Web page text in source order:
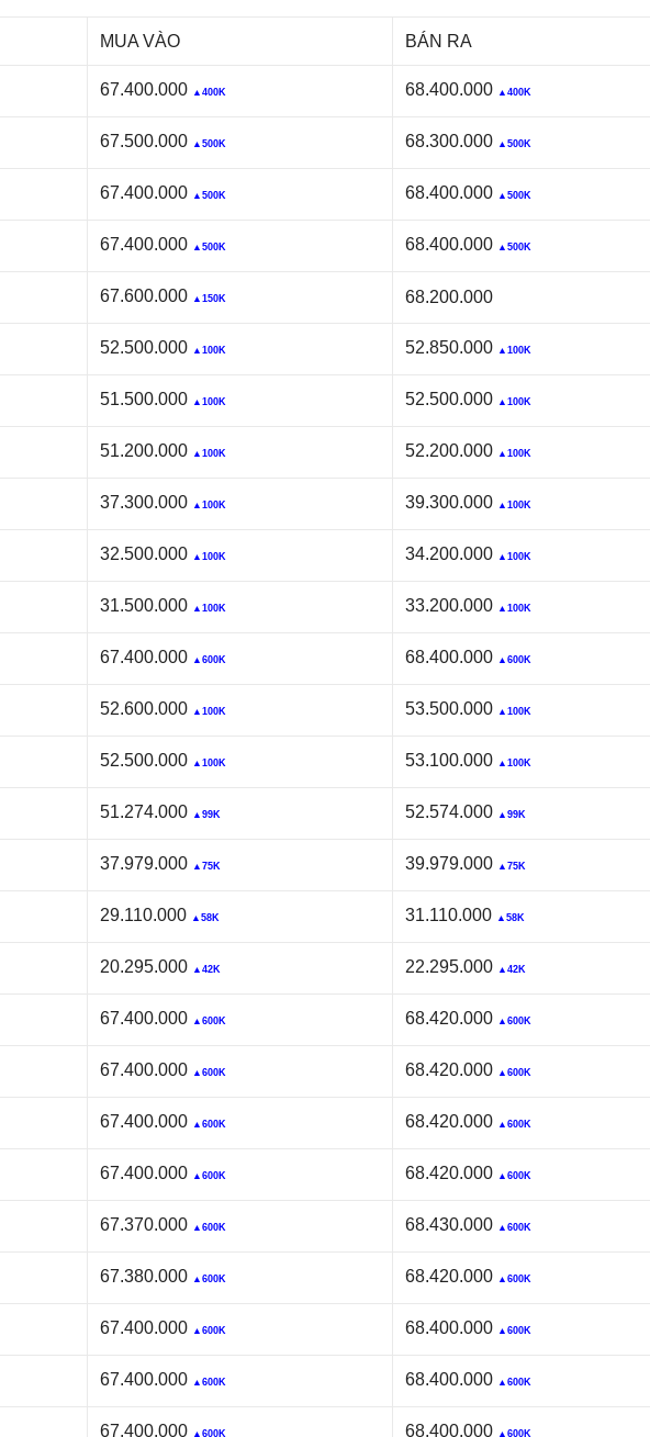
MUA VÀO BÁN RA
67.400.000 ▲400K 68.400.000 ▲400K
67.500.000 ▲500K 68.300.000 ▲500K
67.400.000 ▲500K 68.400.000 ▲500K
67.400.000 ▲500K 68.400.000 ▲500K
67.600.000 ▲150K 68.200.000
52.500.000 ▲100K 52.850.000 ▲100K
51.500.000 ▲100K 52.500.000 ▲100K
51.200.000 ▲100K 52.200.000 ▲100K
37.300.000 ▲100K 39.300.000 ▲100K
32.500.000 ▲100K 34.200.000 ▲100K
31.500.000 ▲100K 33.200.000 ▲100K
67.400.000 ▲600K 68.400.000 ▲600K
52.600.000 ▲100K 53.500.000 ▲100K
52.500.000 ▲100K 53.100.000 ▲100K
51.274.000 ▲99K 52.574.000 ▲99K
37.979.000 ▲75K 39.979.000 ▲75K
29.110.000 ▲58K 31.110.000 ▲58K
20.295.000 ▲42K 22.295.000 ▲42K
67.400.000 ▲600K 68.420.000 ▲600K
67.400.000 ▲600K 68.420.000 ▲600K
67.400.000 ▲600K 68.420.000 ▲600K
67.400.000 ▲600K 68.420.000 ▲600K
67.370.000 ▲600K 68.430.000 ▲600K
67.380.000 ▲600K 68.420.000 ▲600K
67.400.000 ▲600K 68.400.000 ▲600K
67.400.000 ▲600K 68.400.000 ▲600K
67.400.000 ▲600K 68.400.000 ▲600K